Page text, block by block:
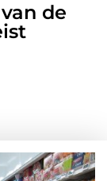
de